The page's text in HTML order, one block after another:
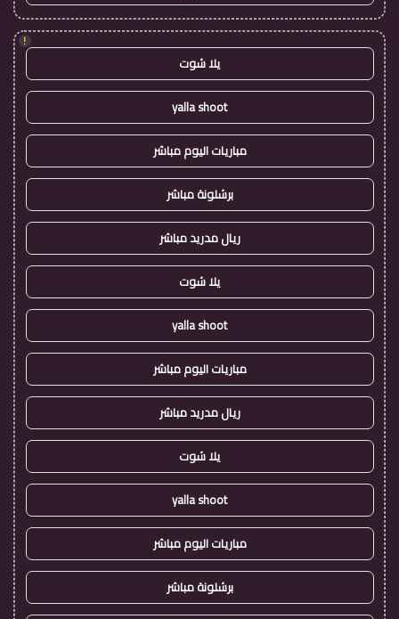
!
يلا شوت
yalla shoot
مباريات اليوم مباشر
برشلونة مباشر
ريال مدريد مباشر
يلا شوت
yalla shoot
مباريات اليوم مباشر
ريال مدريد مباشر
يلا شوت
yalla shoot
مباريات اليوم مباشر
برشلونة مباشر